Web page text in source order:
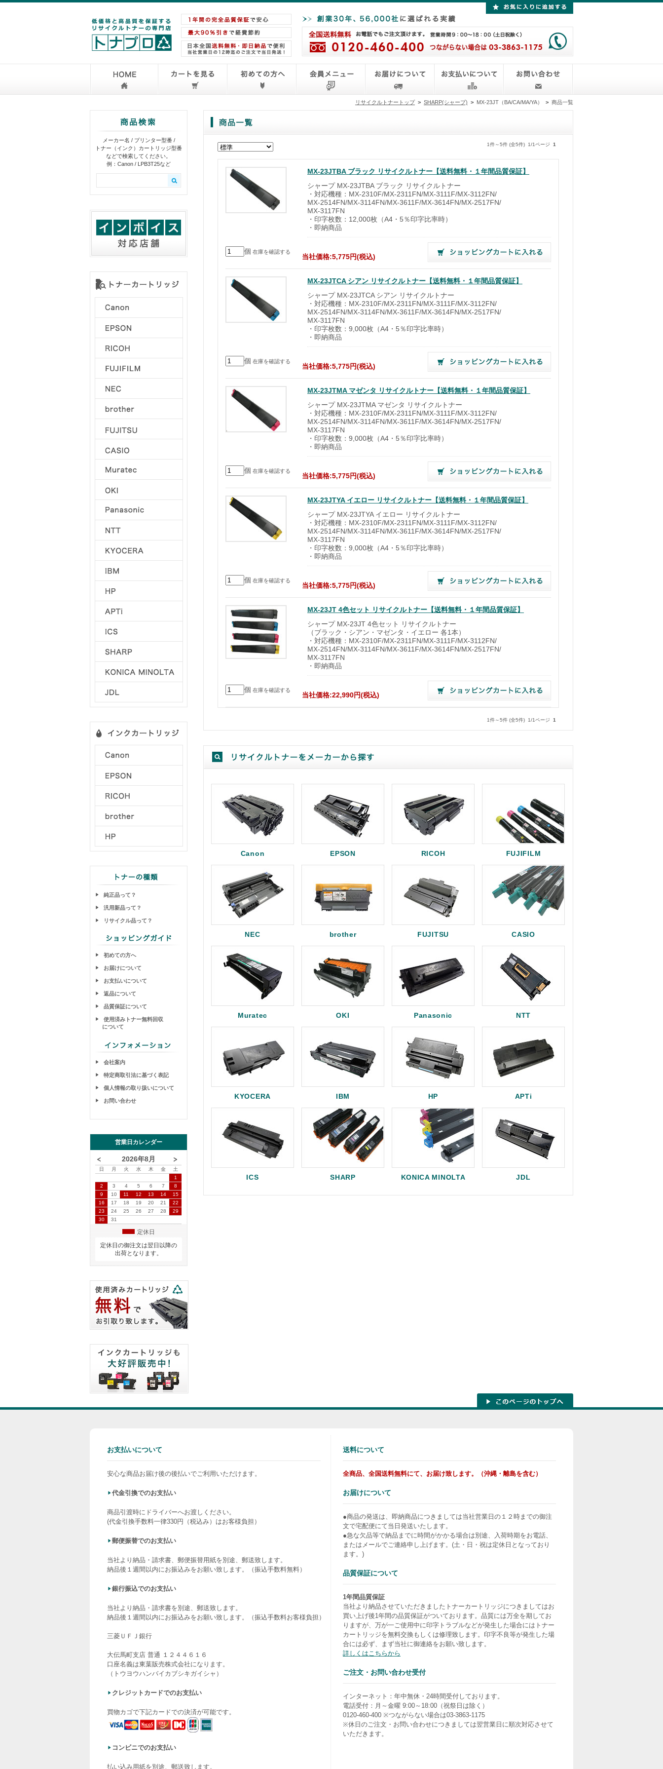
リサイクルトナートップ > SHARP(シャープ) > MX-23JT（BA/CA/MA/YA） > 商品一覧
メーカー名 / プリンター型番 /
トナー（インク）カートリッジ型番
などで検索してください。
例：Canon / LPB3T25など
純正品って？
汎用新品って？
リサイクル品って？
初めての方へ
お届けについて
お支払いについて
返品について
品質保証について
使用済みトナー無料回収
について
会社案内
特定商取引法に基づく表記
個人情報の取り扱いについて
お問い合わせ
営業日カレンダー
2026年8月
日 月 火 水 木 金
土
1
2
3 4 5 6 7
8
9
10 11 12 13 14
15
16
17 18 19 20 21
22
23
24 25 26 27 28
29
30
31
定休日
定休日の御注文は翌日以降の
出荷となります。
1件～5件 (全5件) 1/1ページ 1
MX-23JTBA ブラック リサイクルトナー【送料無料・１年間品質保証】
シャープ MX-23JTBA ブラック リサイクルトナー
・対応機種：MX-2310F/MX-2311FN/MX-3111F/MX-3112FN/
MX-2514FN/MX-3114FN/MX-3611F/MX-3614FN/MX-2517FN/
MX-3117FN
・印字枚数：12,000枚（A4・5％印字比率時）
・即納商品
個 在庫を確認する
当社価格:5,775円(税込)
MX-23JTCA シアン リサイクルトナー【送料無料・１年間品質保証】
シャープ MX-23JTCA シアン リサイクルトナー
・対応機種：MX-2310F/MX-2311FN/MX-3111F/MX-3112FN/
MX-2514FN/MX-3114FN/MX-3611F/MX-3614FN/MX-2517FN/
MX-3117FN
・印字枚数：9,000枚（A4・5％印字比率時）
・即納商品
個 在庫を確認する
当社価格:5,775円(税込)
MX-23JTMA マゼンタ リサイクルトナー【送料無料・１年間品質保証】
シャープ MX-23JTMA マゼンタ リサイクルトナー
・対応機種：MX-2310F/MX-2311FN/MX-3111F/MX-3112FN/
MX-2514FN/MX-3114FN/MX-3611F/MX-3614FN/MX-2517FN/
MX-3117FN
・印字枚数：9,000枚（A4・5％印字比率時）
・即納商品
個 在庫を確認する
当社価格:5,775円(税込)
MX-23JTYA イエロー リサイクルトナー【送料無料・１年間品質保証】
シャープ MX-23JTYA イエロー リサイクルトナー
・対応機種：MX-2310F/MX-2311FN/MX-3111F/MX-3112FN/
MX-2514FN/MX-3114FN/MX-3611F/MX-3614FN/MX-2517FN/
MX-3117FN
・印字枚数：9,000枚（A4・5％印字比率時）
・即納商品
個 在庫を確認する
当社価格:5,775円(税込)
MX-23JT 4色セット リサイクルトナー【送料無料・１年間品質保証】
シャープ MX-23JT 4色セット リサイクルトナー
（ブラック・シアン・マゼンタ・イエロー 各1本）
・対応機種：MX-2310F/MX-2311FN/MX-3111F/MX-3112FN/
MX-2514FN/MX-3114FN/MX-3611F/MX-3614FN/MX-2517FN/
MX-3117FN
・即納商品
個 在庫を確認する
当社価格:22,990円(税込)
1件～5件 (全5件) 1/1ページ 1
Canon EPSON RICOH FUJIFILM
NEC brother FUJITSU CASIO
Muratec OKI Panasonic NTT
KYOCERA IBM HP APTi
ICS SHARP KONICA MINOLTA JDL
お支払いについて
安心な商品お届け後の後払いでご利用いただけます。
代金引換でのお支払い
商品引渡時にドライバーへお渡しください。
(代金引換手数料一律330円（税込み）はお客様負担）
郵便振替でのお支払い
当社より納品・請求書、郵便振替用紙を別途、郵送致します。
納品後１週間以内にお振込みをお願い致します。（振込手数料無料）
銀行振込でのお支払い
当社より納品・請求書を別途、郵送致します。
納品後１週間以内にお振込みをお願い致します。（振込手数料お客様負担）
三菱ＵＦＪ銀行
大伝馬町支店 普通 １２４４６１６
口座名義は東葉販売株式会社になります。
（トウヨウハンバイカブシキガイシャ）
クレジットカードでのお支払い
買物カゴで下記カードでの決済が可能です。
コンビニでのお支払い
払い込み用紙を別途、郵送致します。
送料について
全商品、全国送料無料にて、お届け致します。（沖縄・離島を含む）
お届けについて
●商品の発送は、即納商品につきましては当社営業日の１２時までの御注
文で宅配便にて当日発送いたします。
●急な欠品等で納品までに時間がかかる場合は別途、入荷時期をお電話、
またはメールでご連絡申し上げます。(土・日・祝は定休日となっており
ます。)
品質保証について
1年間品質保証
当社より納品させていただきましたトナーカートリッジにつきましてはお
買い上げ後1年間の品質保証がついております。品質には万全を期してお
りますが、万が一ご使用中に印字トラブルなどが発生した場合にはトナー
カートリッジを無料交換もしくは修理致します。印字不良等が発生した場
合には必ず、まず当社に御連絡をお願い致します。
詳しくはこちらから
ご注文・お問い合わせ受付
インターネット：年中無休・24時間受付しております。
電話受付：月～金曜 9:00～18:00（祝祭日は除く）
0120-460-400 ※つながらない場合は03-3863-1175
※休日のご注文・お問い合わせにつきましては翌営業日に順次対応させて
いただきます。